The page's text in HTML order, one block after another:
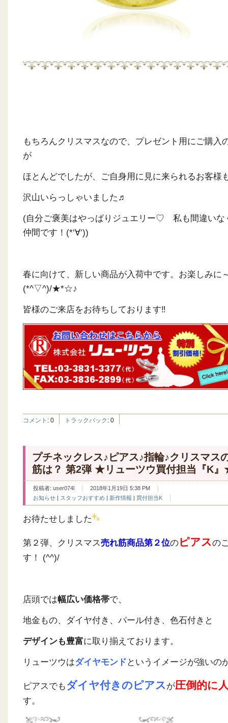
もちろんクリスマスなので、プレゼント用にご購入
が
ほとんどでしたが、ご自身用に見に来られるお客様
沢山いらっしゃいました♬
(自分ご褒美はやっぱりジュエリー♡ 私も間違いな
仲間です！(*‘∀‘))
春に向けて、新しい商品が入荷中です。お楽しみに
(*^▽^)/★*☆♪
皆様のご来店をお待ちしております‼
コメント : 0 トラックバック : 0
プチネックレス♪ピアス♪指輪♪クリスマス
筋は？ 第2弾 ★リューツウ買付担当『K
投稿者: user074l
2018年1月19日 5:38 PM
お知らせ
スタッフおすすめ 新作情報 買付担当K
お待たせしました
第２弾、クリスマス売れ筋商品第２位の ピアスの
す！ (^^)/
店頭では幅広い価格帯で、
地金もの、ダイヤ付き、パール付き、色石付きと
デザインも豊富に取り揃えております。
リューツウはダイヤモンド というイメージが強いの
ピアスでも ダイヤ付きのピアス が圧倒的に
す。